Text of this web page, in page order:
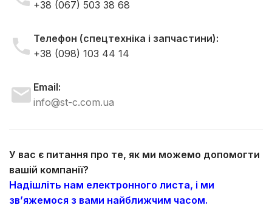
+38 (067) 503 38 68
Телефон (спецтехніка і запчастини):
+38 (098) 103 44 14
Email:
info@st-c.com.ua
У вас є питання про те, як ми можемо допомогти
вашій компанії?
Надішліть нам електронного листа, і ми
зв’яжемося з вами найближчим часом.